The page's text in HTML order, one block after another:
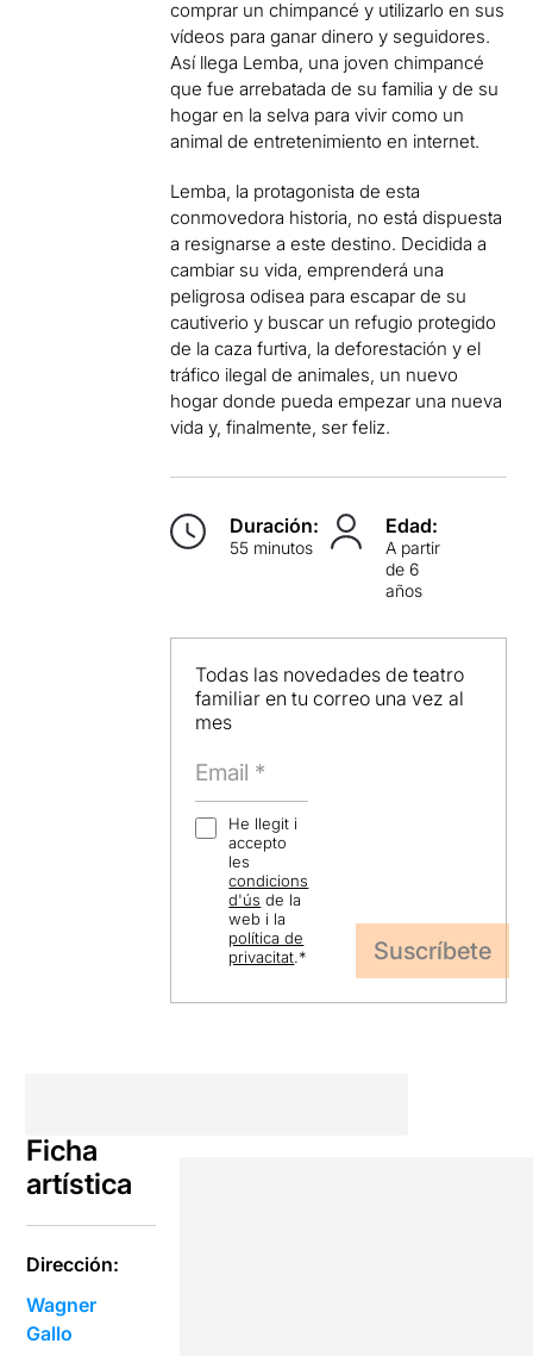
comprar un chimpancé y utilizarlo en sus
vídeos para ganar dinero y seguidores.
Así llega Lemba, una joven chimpancé
que fue arrebatada de su familia y de su
hogar en la selva para vivir como un
animal de entretenimiento en internet.
Lemba, la protagonista de esta
conmovedora historia, no está dispuesta
a resignarse a este destino. Decidida a
cambiar su vida, emprenderá una
peligrosa odisea para escapar de su
cautiverio y buscar un refugio protegido
de la caza furtiva, la deforestación y el
tráfico ilegal de animales, un nuevo
hogar donde pueda empezar una nueva
vida y, finalmente, ser feliz.
Duración:
55 minutos
Edad:
A partir
de 6
años
Todas las novedades de teatro
familiar en tu correo una vez al
mes
He llegit i
accepto
les
condicions
d'ús de la
web i la
política de
privacitat.*
Ficha
artística
Dirección:
Wagner
Gallo